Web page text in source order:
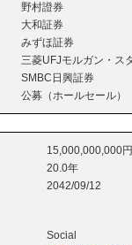
野村證券
大和証券
みずほ証券
三菱UFJモルガン・ス
SMBC日興証券
公募（ホールセール）
15,000,000,000円
20.0年
2042/09/12
Social